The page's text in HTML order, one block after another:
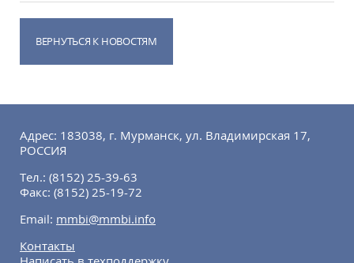
ВЕРНУТЬСЯ К НОВОСТЯМ
Адрес: 183038, г. Мурманск, ул. Владимирская 17,
РОССИЯ
Тел.: (8152) 25-39-63
Факс: (8152) 25-19-72
Email: mmbi@mmbi.info
Контакты